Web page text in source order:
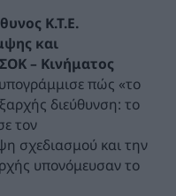
Κ.Τ.Ε.
και
– Κινήματος
υπογράμμισε πώς «το
διεύθυνση: το
τον
σχεδιασμού και την
υπονόμευσαν το